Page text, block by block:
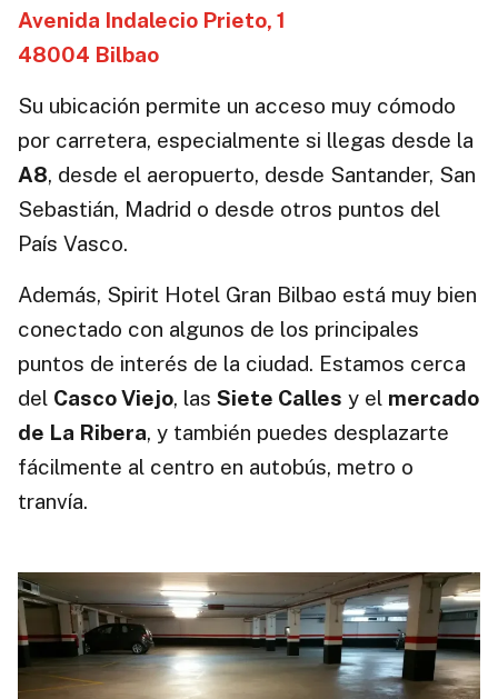
Avenida Indalecio Prieto, 1
48004 Bilbao
Su ubicación permite un acceso muy cómodo
por carretera, especialmente si llegas desde la
A8, desde el aeropuerto, desde Santander, San
Sebastián, Madrid o desde otros puntos del
País Vasco.
Además, Spirit Hotel Gran Bilbao está muy bien
conectado con algunos de los principales
puntos de interés de la ciudad. Estamos cerca
del Casco Viejo, las Siete Calles y el mercado
de La Ribera, y también puedes desplazarte
fácilmente al centro en autobús, metro o
tranvía.